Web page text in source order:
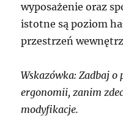
wyposażenie oraz
istotne są poziom
przestrzeń
Wskazówka: Zadbaj
ergonomii, zanim
modyfikacje.